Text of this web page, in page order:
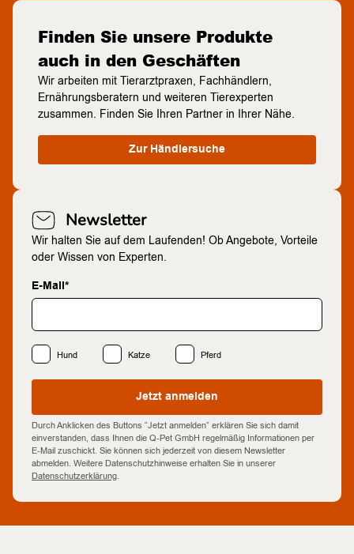
Finden Sie unsere Produkte
auch in den Geschäften
Wir arbeiten mit Tierarztpraxen, Fachhändlern,
Ernährungsberatern und weiteren Tierexperten
zusammen. Finden Sie Ihren Partner in Ihrer Nähe.
Zur Händlersuche
Newsletter
Wir halten Sie auf dem Laufenden! Ob Angebote, Vorteile
oder Wissen von Experten.
E-Mail*
Hund Katze Pferd
Jetzt anmelden
Durch Anklicken des Buttons “Jetzt anmelden” erklären Sie sich damit
einverstanden, dass Ihnen die Q-Pet GmbH regelmäßig Informationen per
E-Mail zuschickt. Sie können sich jederzeit von diesem Newsletter
abmelden. Weitere Datenschutzhinweise erhalten Sie in unserer
Datenschutzerklärung.